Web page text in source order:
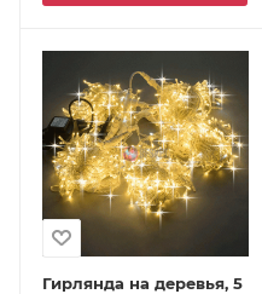
Гирлянда на деревья, 5